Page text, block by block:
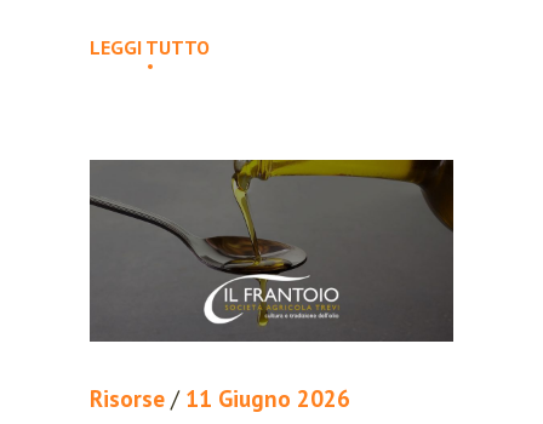
LEGGI TUTTO
Risorse / 11 Giugno 2026